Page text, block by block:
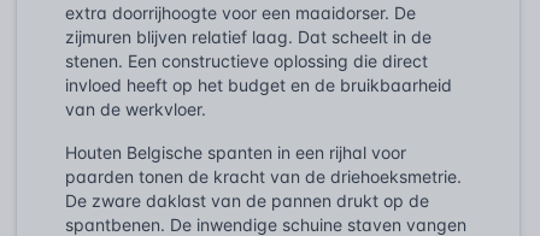
extra doorrijhoogte voor een maaidorser. De
zijmuren blijven relatief laag. Dat scheelt in de
stenen. Een constructieve oplossing die direct
invloed heeft op het budget en de bruikbaarheid
van de werkvloer.
Houten Belgische spanten in een rijhal voor
paarden tonen de kracht van de driehoeksmetrie.
De zware daklast van de pannen drukt op de
spantbenen. De inwendige schuine staven vangen